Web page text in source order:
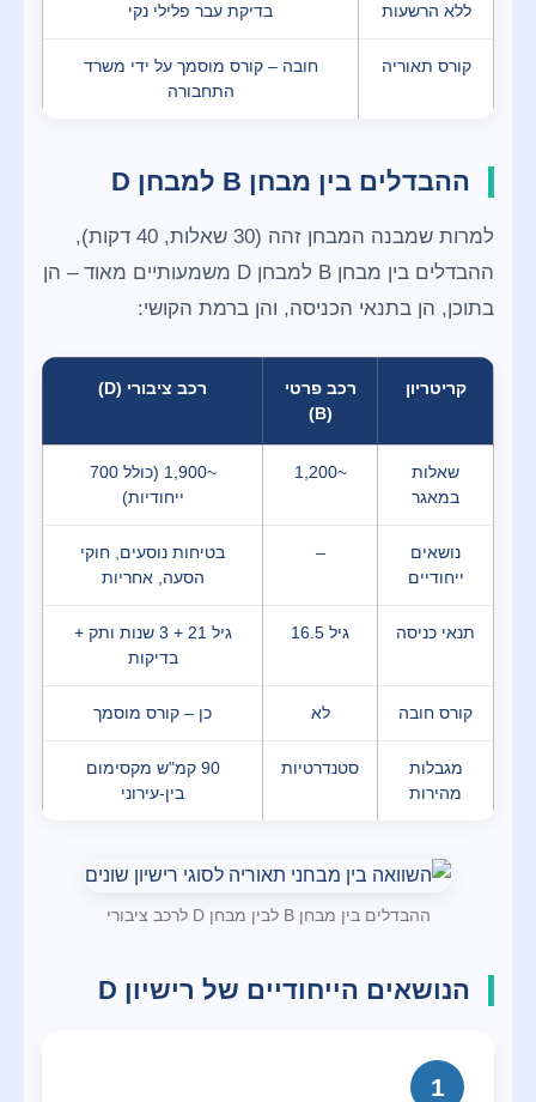
ללא הרשעות בדיקת עבר פלילי נקי
קורס תאוריה
חובה – קורס מוסמך על ידי משרד
התחבורה
ההבדלים בין מבחן B למבחן D
למרות שמבנה המבחן זהה (30 שאלות, 40 דקות),
ההבדלים בין מבחן B למבחן D משמעותיים מאוד – הן
בתוכן, הן בתנאי הכניסה, והן ברמת הקושי:
קריטריון
רכב פרטי
(B)
רכב ציבורי (D)
שאלות
במאגר
~1,200
~1,900 (כולל 700
ייחודיות)
נושאים
ייחודיים
–
בטיחות נוסעים, חוקי
הסעה, אחריות
תנאי כניסה גיל 16.5
גיל 21 + 3 שנות ותק +
בדיקות
קורס חובה לא כן – קורס מוסמך
מגבלות
מהירות
סטנדרטיות
90 קמ"ש מקסימום
בין-עירוני
ההבדלים בין מבחן B לבין מבחן D לרכב ציבורי
הנושאים הייחודיים של רישיון D
1